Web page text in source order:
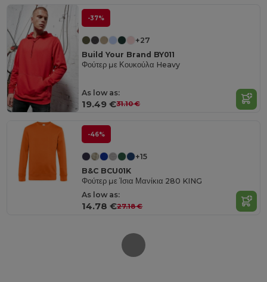
-37%
+27
Build Your Brand BY011
Φούτερ με Κουκούλα Heavy
As low as:
19.49 €31.10 €
-46%
+15
B&C BCU01K
Φούτερ με Ίσια Μανίκια 280 KING
As low as:
14.78 €27.18 €